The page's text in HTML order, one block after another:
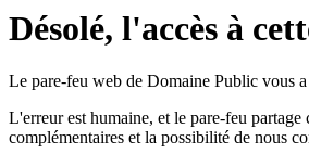
Désolé, l'accès à
Le pare-feu web de Domaine Public vous a
L'erreur est humaine, et le pare-feu
complémentaires et la possibilité de nous